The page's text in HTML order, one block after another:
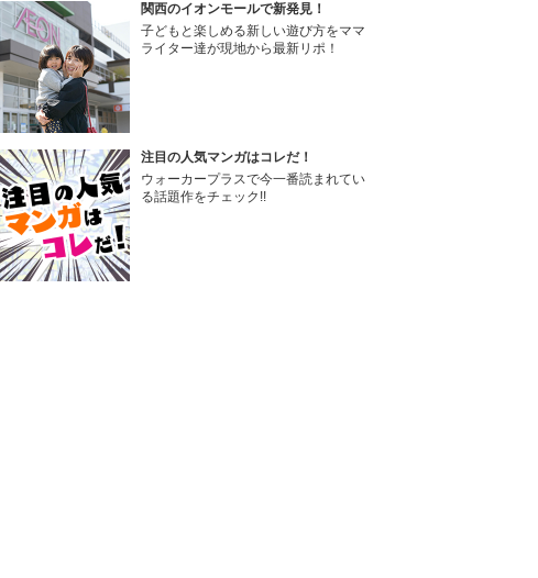
関西のイオンモールで新発見！
子どもと楽しめる新しい遊び方をママ
ライター達が現地から最新リポ！
注目の人気マンガはコレだ！
ウォーカープラスで今一番読まれてい
る話題作をチェック!!